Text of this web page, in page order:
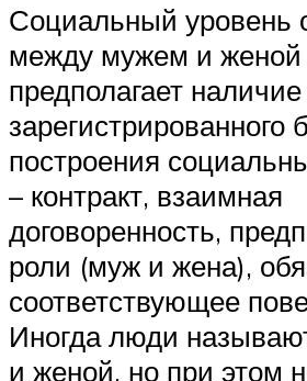
Социальный уровень
между мужем и женой
предполагает наличие
зарегистрированного
построения
– контракт, взаимная
договоренность,
роли (муж и жена),
соответствующее
Иногда люди
и женой, но при этом